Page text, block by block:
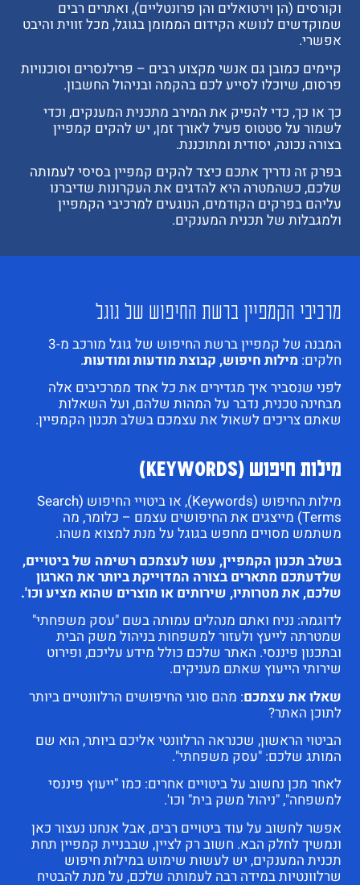
וקורסים (הן וירטואלים והן פרונטליים), ואתרים רבים
שמוקדשים לנושא הקידום הממומן בגוגל, מכל זווית והיבט
אפשרי.
קיימים כמובן גם אנשי מקצוע רבים – פרילנסרים וסוכנויות
פרסום, שיוכלו לסייע לכם בהקמה ובניהול החשבון.
כך או כך, כדי להפיק את המירב מתכנית המענקים, וכדי
לשמור על סטטוס פעיל לאורך זמן, יש להקים קמפיין
בצורה נכונה, יסודית ומתוכננת.
בפרק זה נדריך אתכם כיצד להקים קמפיין בסיסי לעמותה
שלכם, כשהמטרה היא להדגים את העקרונות שדיברנו
עליהם בפרקים הקודמים, הנוגעים למרכיבי הקמפיין
ולמגבלות של תכנית המענקים.
מרכיבי הקמפיין ברשת החיפוש של גוגל
המבנה של קמפיין ברשת החיפוש של גוגל מורכב מ-3
חלקים:מילות חיפוש, קבוצת מודעות ומודעות.
לפני שנסביר איך מגדירים את כל אחד ממרכיבים אלה
מבחינה טכנית, נדבר על המהות שלהם, ועל השאלות
שאתם צריכים לשאול את עצמכם בשלב תכנון הקמפיין.
מילות חיפוש (Keywords)
מילות החיפוש (Keywords), או ביטויי החיפוש (Search
Terms) מייצגים את החיפושים עצמם – כלומר, מה
משתמש מסויים מחפש בגוגל על מנת למצוא משהו.
בשלב תכנון הקמפיין, עשו לעצמכם רשימה של ביטויים,
שלדעתכם מתארים בצורה המדוייקת ביותר את הארגון
שלכם, את מטרותיו, שירותים או מוצרים שהוא מציע וכו'.
לדוגמה: נניח ואתם מנהלים עמותה בשם "עסק משפחתי"
שמטרתה לייעץ ולעזור למשפחות בניהול משק הבית
ובתכנון פיננסי. האתר שלכם כולל מידע עליכם, ופירוט
שירותי הייעוץ שאתם מעניקים.
שאלו את עצמכם: מהם סוגי החיפושים הרלוונטיים ביותר
לתוכן האתר?
הביטוי הראשון, שכנראה הרלוונטי אליכם ביותר, הוא שם
המותג שלכם: "עסק משפחתי".
לאחר מכן נחשוב על ביטויים אחרים: כמו "ייעוץ פיננסי
למשפחה", "ניהול משק בית" וכו'.
אפשר לחשוב על עוד ביטויים רבים, אבל אנחנו נעצור כאן
ונמשיך לחלק הבא. חשוב רק לציין, שבבניית קמפיין תחת
תכנית המענקים, יש לעשות שימוש במילות חיפוש
שרלוונטיות במידה רבה לעמותה שלכם, על מנת להבטיח